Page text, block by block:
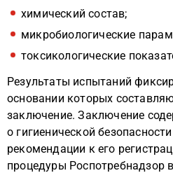
химический состав;
микробиологические
токсикологические
Результаты испытаний
основании которых
заключение. Заключение
о гигиенической
рекомендации к его
процедуры Роспотребнадзор